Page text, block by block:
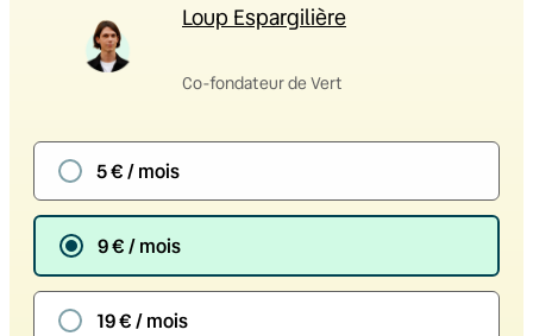
Loup Espargilière
Co-fondateur de Vert
5 € / mois
9 € / mois
19 € / mois